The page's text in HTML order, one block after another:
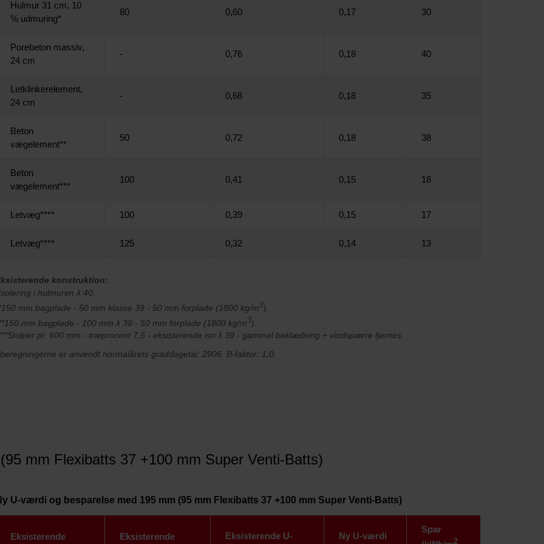
Hulmur 31 cm, 10
% udmuring*
80 0,60 0,17 30
Porebeton massiv,
24 cm
- 0,76 0,18 40
Letklinkerelement,
24 cm
- 0,68 0,18 35
Beton
vægelement**
50 0,72 0,18 38
Beton
vægelement***
100 0,41 0,15 18
Letvæg**** 100 0,39 0,15 17
Letvæg**** 125 0,32 0,14 13
konstruktion:
i hulmuren λ 40.
mm bagplade - 50 mm klasse 39 - 50 mm forplade (1800 kg/m3).
mm bagplade - 100 mm λ 39 - 50 mm forplade (1800 kg/m3).
pr. 600 mm - træprocent 7,5 - eksisterende iso λ 39 - gammel beklædning + vindspærre fjernes.
er anvendt normalårets graddagetal: 2906. B-faktor: 1,0.
mm Flexibatts 37 +100 mm Super Venti-Batts)
U-værdi og besparelse med 195 mm (95 mm Flexibatts 37 +100 mm Super Venti-Batts)
Eksisterende Eksisterende Eksisterende U- Ny U-værdi
Spar
2